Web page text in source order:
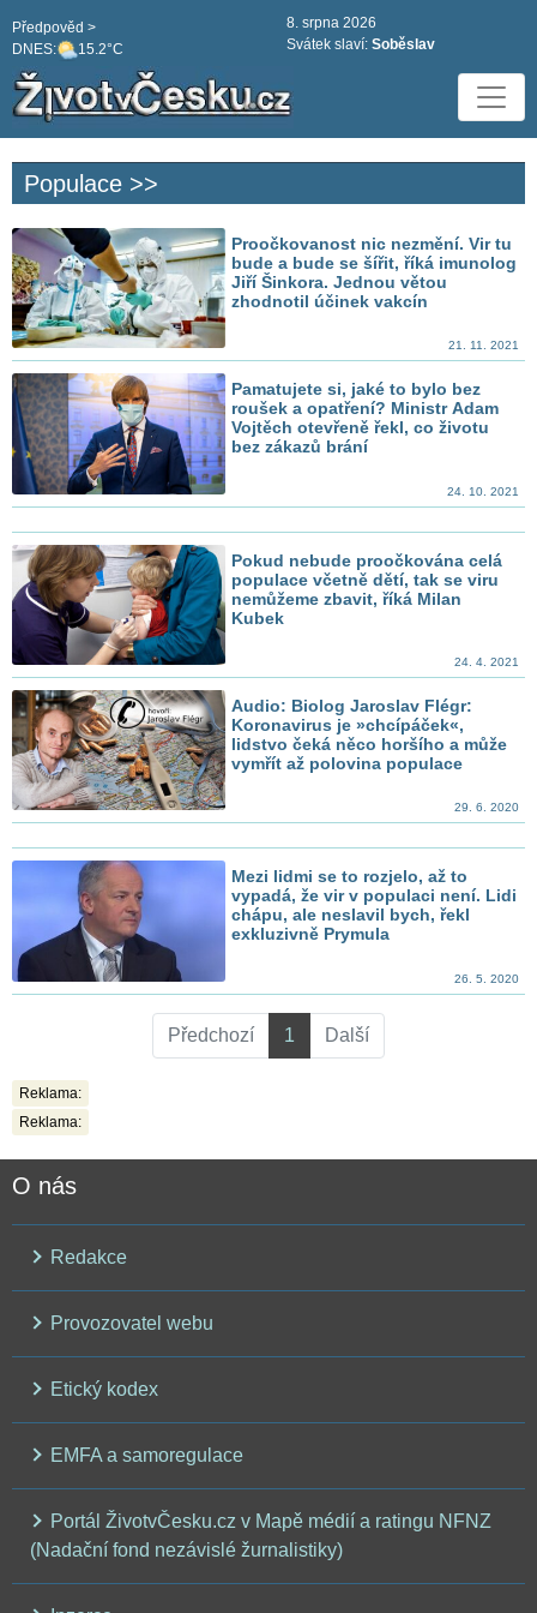
DNES: 15.2°C
Předpověd >
8. srpna 2026
Svátek slaví: Soběslav
Populace >>
Proočkovanost nic nezmění. Vir tu
bude a bude se šířit, říká imunolog
Jiří Šinkora. Jednou větou
zhodnotil účinek vakcín
21. 11. 2021
Pamatujete si, jaké to bylo bez
roušek a opatření? Ministr Adam
Vojtěch otevřeně řekl, co životu
bez zákazů brání
24. 10. 2021
Pokud nebude proočkována celá
populace včetně dětí, tak se viru
nemůžeme zbavit, říká Milan
Kubek
24. 4. 2021
Audio: Biolog Jaroslav Flégr:
Koronavirus je »chcípáček«,
lidstvo čeká něco horšího a může
vymřít až polovina populace
29. 6. 2020
Mezi lidmi se to rozjelo, až to
vypadá, že vir v populaci není. Lidi
chápu, ale neslavil bych, řekl
exkluzivně Prymula
26. 5. 2020
Předchozí 1 Další
Reklama:
Reklama:
O nás
Redakce
Provozovatel webu
Etický kodex
EMFA a samoregulace
Portál ŽivotvČesku.cz v Mapě médií a ratingu NFNZ
(Nadační fond nezávislé žurnalistiky)